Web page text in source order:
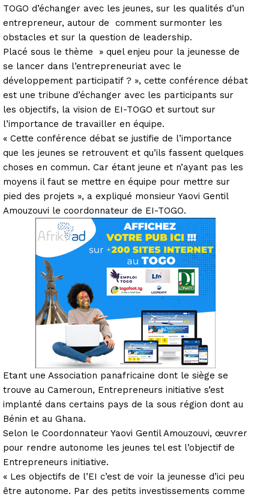
TOGO d’échanger avec les jeunes, sur les qualités d’un
entrepreneur, autour de comment surmonter les
obstacles et sur la question de leadership.
Placé sous le thème » quel enjeu pour la jeunesse de
se lancer dans l’entrepreneuriat avec le
développement participatif ? », cette conférence débat
est une tribune d’échanger avec les participants sur
les objectifs, la vision de EI-TOGO et surtout sur
l’importance de travailler en équipe.
« Cette conférence débat se justifie de l’importance
que les jeunes se retrouvent et qu’ils fassent quelques
choses en commun. Car étant jeune et n’ayant pas les
moyens il faut se mettre en équipe pour mettre sur
pied des projets », a expliqué monsieur Yaovi Gentil
Amouzouvi le coordonnateur de EI-TOGO.
Etant une Association panafricaine dont le siège se
trouve au Cameroun, Entrepreneurs initiative s’est
implanté dans certains pays de la sous région dont au
Bénin et au Ghana.
Selon le Coordonnateur Yaovi Gentil Amouzouvi, œuvrer
pour rendre autonome les jeunes tel est l’objectif de
Entrepreneurs initiative.
« Les objectifs de l’EI c’est de voir la jeunesse d’ici peu
être autonome. Par des petits investissements comme